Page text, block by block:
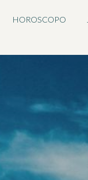
HOROSCOPO